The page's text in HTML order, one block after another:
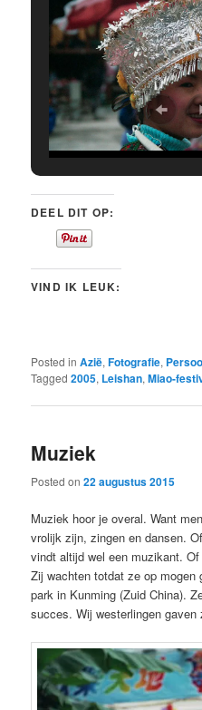
DEEL DIT OP:
VIND IK LEUK:
Posted in Azië,Fotografie,
Tagged 2005, Leishan,Miao-
Muziek
Posted on22 augustus 2015
Muziek hoor je overal. Want
vrolijk zijn, zingen en dansen.
vindt altijd wel een muzikant.
Zij wachten totdat ze op mogen
park in Kunming (Zuid China).
succes. Wij westerlingen